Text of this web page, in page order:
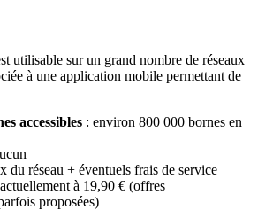
utilisable sur un grand nombre de réseaux
à une application mobile permettant de
accessibles : environ 800 000 bornes en
du réseau + éventuels frais de service
à 19,90 € (offres
proposées)